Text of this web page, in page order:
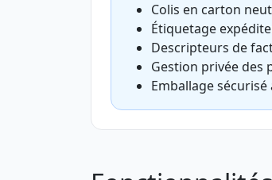
Colis en carton
Étiquetage
Descripteurs de
Gestion privée des
Emballage